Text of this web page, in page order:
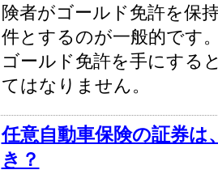
険者がゴールド免許を保
件とするのが一般的です
ゴールド免許を手にする
てはなりません。
任意自動車保険の証券は
き？